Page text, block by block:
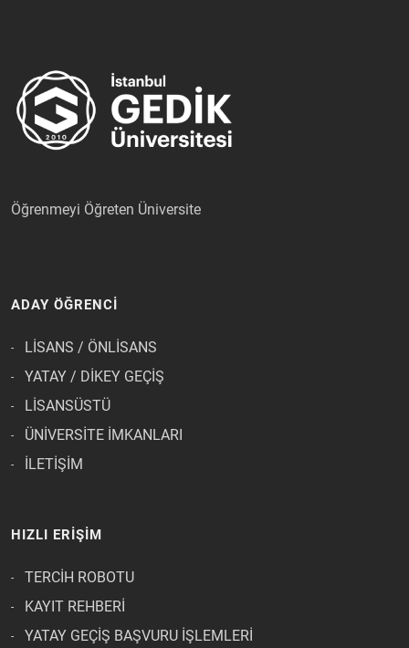
Öğrenmeyi Öğreten Üniversite
ADAY ÖĞRENCİ
LİSANS / ÖNLİSANS
YATAY / DİKEY GEÇİŞ
LİSANSÜSTÜ
ÜNİVERSİTE İMKANLARI
İLETİŞİM
HIZLI ERİŞİM
TERCİH ROBOTU
KAYIT REHBERİ
YATAY GEÇİŞ BAŞVURU İŞLEMLERİ